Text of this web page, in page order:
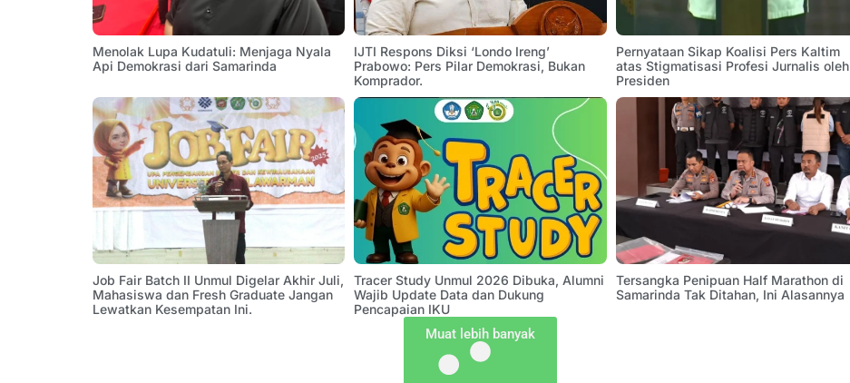
Menolak Lupa Kudatuli: Menjaga Nyala
Api Demokrasi dari Samarinda
IJTI Respons Diksi ‘Londo Ireng’
Prabowo: Pers Pilar Demokrasi, Bukan
Komprador.
Pernyataan Sikap Koalisi Pers Kaltim
atas Stigmatisasi Profesi Jurnalis oleh
Presiden
Job Fair Batch II Unmul Digelar Akhir Juli,
Mahasiswa dan Fresh Graduate Jangan
Lewatkan Kesempatan Ini.
Tracer Study Unmul 2026 Dibuka, Alumni
Wajib Update Data dan Dukung
Pencapaian IKU
Tersangka Penipuan Half Marathon di
Samarinda Tak Ditahan, Ini Alasannya
Muat lebih banyak